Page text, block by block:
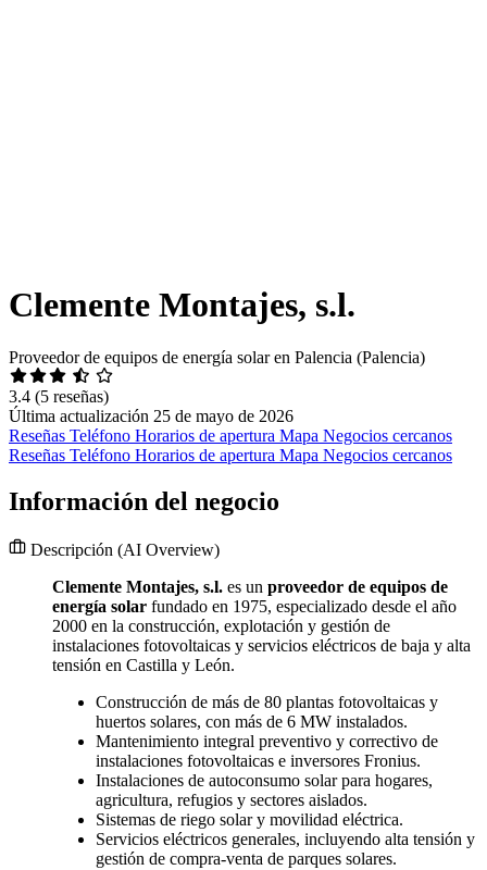
Clemente Montajes, s.l.
Proveedor de equipos de energía solar en Palencia (Palencia)
3.4 (5 reseñas)
Última actualización 25 de mayo de 2026
Reseñas Teléfono Horarios de apertura Mapa Negocios cercanos
Reseñas Teléfono Horarios de apertura Mapa Negocios cercanos
Información del negocio
Descripción (AI Overview)
Clemente Montajes, s.l. es un proveedor de equipos de
energía solar fundado en 1975, especializado desde el año
2000 en la construcción, explotación y gestión de
instalaciones fotovoltaicas y servicios eléctricos de baja y alta
tensión en Castilla y León.
Construcción de más de 80 plantas fotovoltaicas y
huertos solares, con más de 6 MW instalados.
Mantenimiento integral preventivo y correctivo de
instalaciones fotovoltaicas e inversores Fronius.
Instalaciones de autoconsumo solar para hogares,
agricultura, refugios y sectores aislados.
Sistemas de riego solar y movilidad eléctrica.
Servicios eléctricos generales, incluyendo alta tensión y
gestión de compra-venta de parques solares.